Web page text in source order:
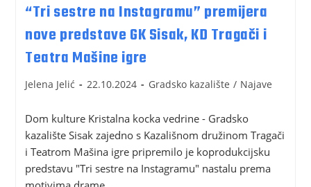
“Tri sestre na Instagramu” premijera
nove predstave GK Sisak, KD Tragači i
Teatra Mašine igre
Jelena Jelić 22.10.2024 Gradsko kazalište / Najave
Dom kulture Kristalna kocka vedrine - Gradsko
kazalište Sisak zajedno s Kazališnom družinom Tragači
i Teatrom Mašina igre pripremilo je koprodukcijsku
predstavu "Tri sestre na Instagramu" nastalu prema